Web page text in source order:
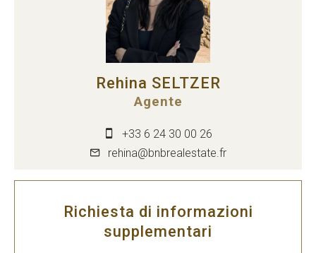
Rehina SELTZER
Agente
+33 6 24 30 00 26
rehina@bnbrealestate.fr
Richiesta di informazioni
supplementari